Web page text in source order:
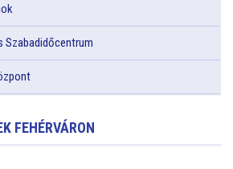
Szabadidőcentrum
FEHÉRVÁRON